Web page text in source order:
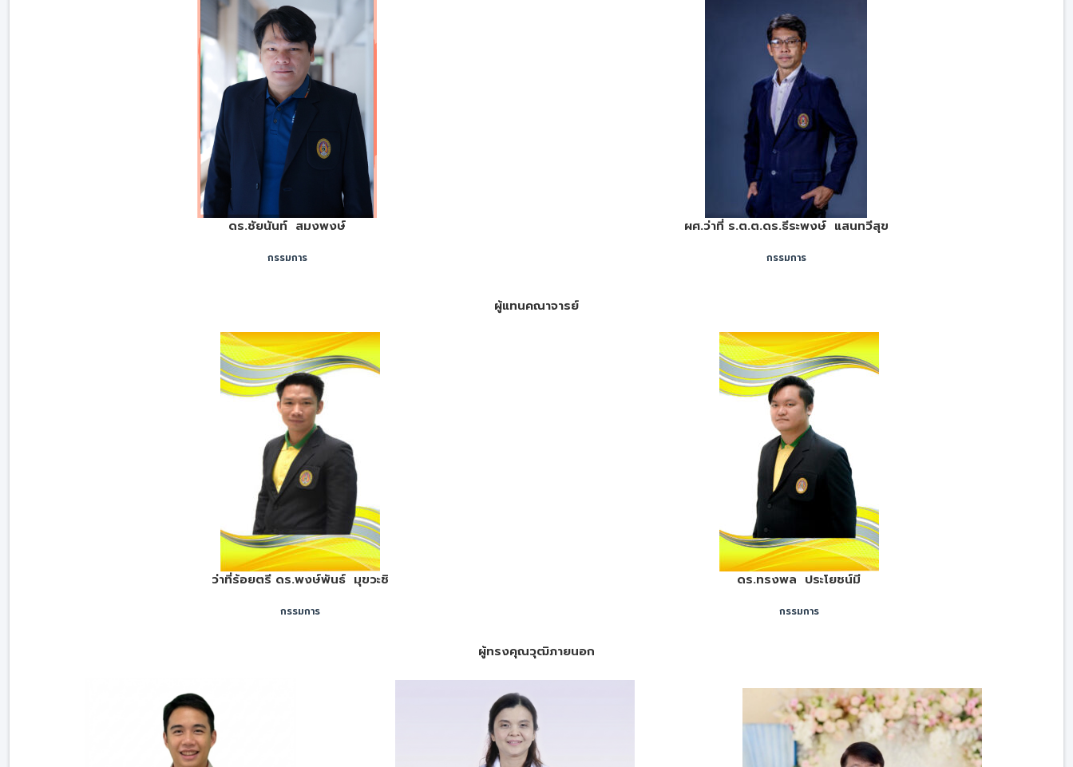
ดร.ชัยนันท์ สมงพงษ์
กรรมการ
ผศ.ว่าที่ ร.ต.ต.ดร.ธีระพงษ์ แสนทวีสุข
กรรมการ
ผู้แทนคณาจารย์
ว่าที่ร้อยตรี ดร.พงษ์พันธ์ มุขวะชิ
กรรมการ
ดร.ทรงพล ประโยชน์มี
กรรมการ
ผู้ทรงคุณวุฒิภายนอก